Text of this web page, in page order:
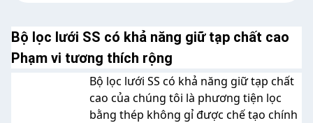
Bộ lọc lưới SS có khả năng giữ tạp chất cao
Phạm vi tương thích rộng
Bộ lọc lưới SS có khả năng giữ tạp chất
cao của chúng tôi là phương tiện lọc
bằng thép không gỉ được chế tạo chính